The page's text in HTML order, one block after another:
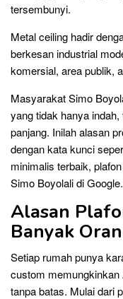
tersembunyi.
Metal ceiling hadir
berkesan industrial
komersial, area publik,
Masyarakat Simo
yang tidak hanya
panjang. Inilah alasan
dengan kata kunci
minimalis terbaik,
Simo Boyolali di Google.
Alasan
Banyak
Setiap rumah punya
custom
tanpa batas. Mulai dari